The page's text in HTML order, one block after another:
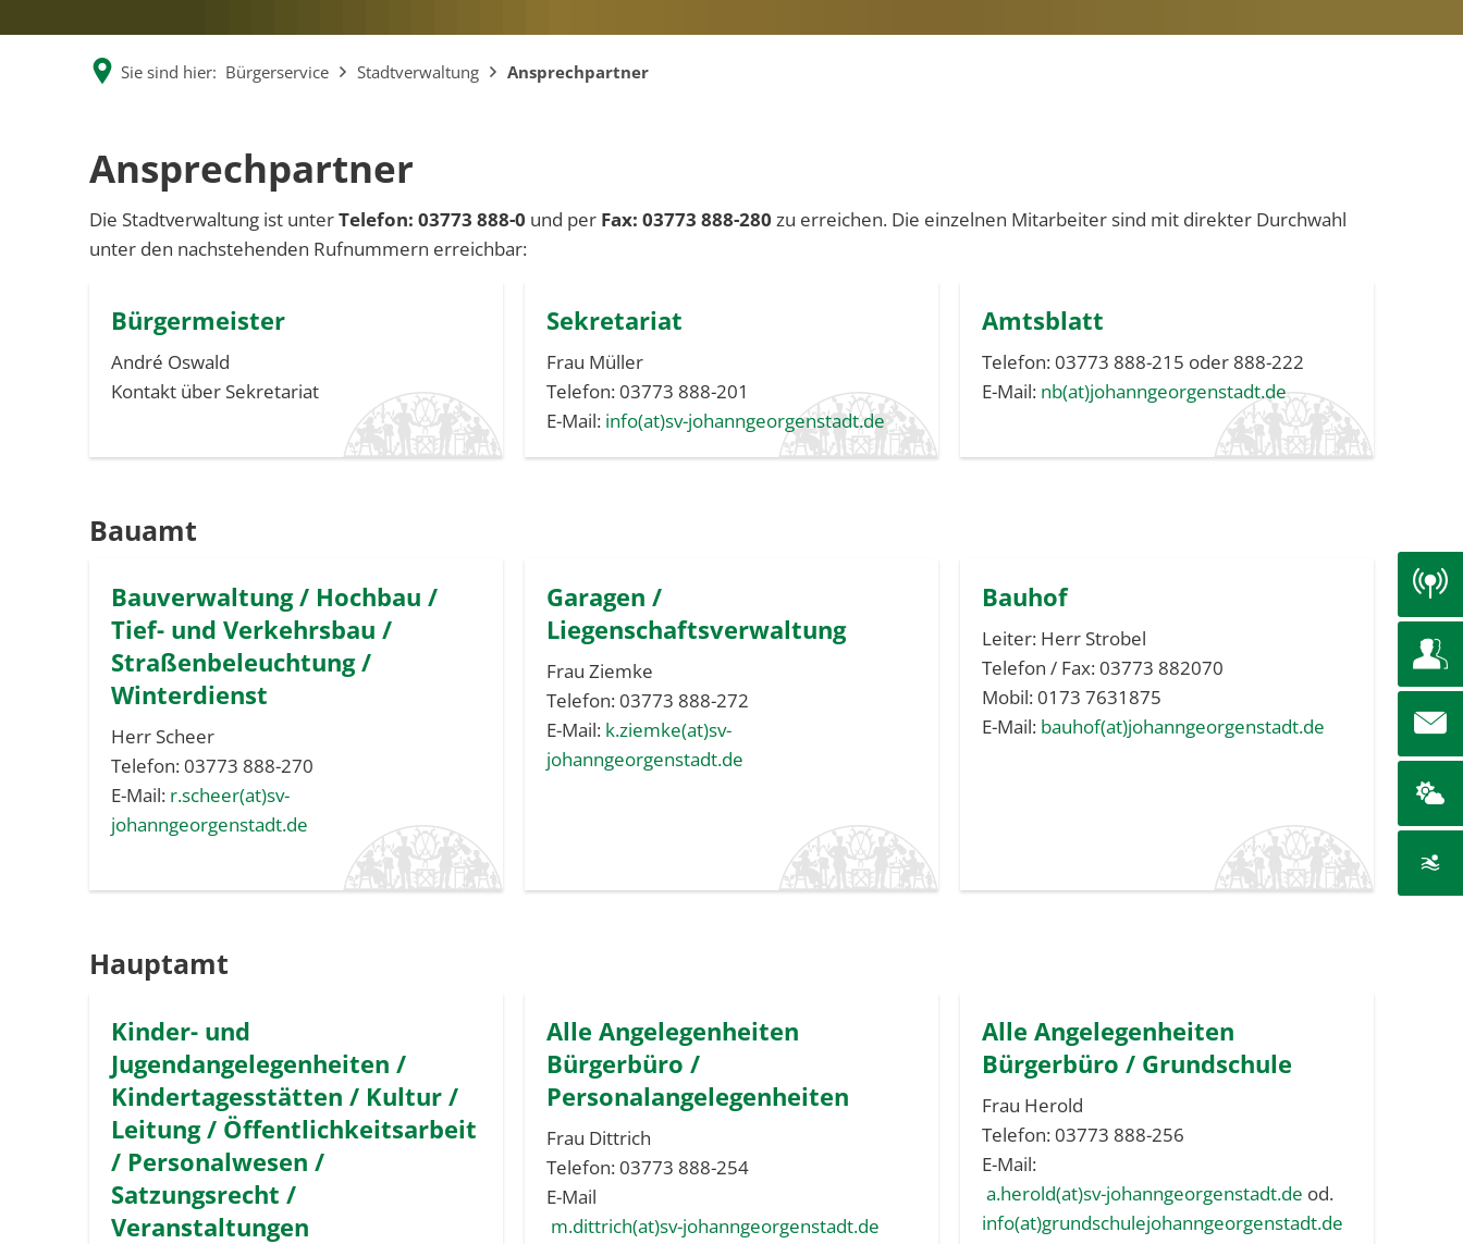
Sie sind hier: Bürgerservice Stadtverwaltung Ansprechpartner
Ansprechpartner
Die Stadtverwaltung ist unterTelefon: 03773 888-0 und per Fax: 03773 888-280 zu erreichen. Die einzelnen Mitarbeiter sind mit direkter Durchwahl
unter den nachstehenden Rufnummern erreichbar:
Bürgermeister
André Oswald
Kontakt über Sekretariat
Sekretariat
Frau Müller
Telefon: 03773 888-201
E-Mail: info(at)sv-johanngeorgenstadt.de
Amtsblatt
Telefon: 03773 888-215 oder 888-222
E-Mail: nb(at)johanngeorgenstadt.de
Bauamt
Bauverwaltung / Hochbau /
Tief- und Verkehrsbau /
Straßenbeleuchtung /
Winterdienst
Herr Scheer
Telefon: 03773 888-270
E-Mail: r.scheer(at)sv-
johanngeorgenstadt.de
Garagen /
Liegenschaftsverwaltung
Frau Ziemke
Telefon: 03773 888-272
E-Mail: k.ziemke(at)sv-
johanngeorgenstadt.de
Bauhof
Leiter: Herr Strobel
Telefon / Fax: 03773 882070
Mobil: 0173 7631875
E-Mail: bauhof(at)johanngeorgenstadt.de
Hauptamt
Kinder- und
Jugendangelegenheiten /
Kindertagesstätten / Kultur /
Leitung / Öffentlichkeitsarbeit
/ Personalwesen /
Satzungsrecht /
Veranstaltungen
Alle Angelegenheiten
Bürgerbüro /
Personalangelegenheiten
Frau Dittrich
Telefon: 03773 888-254
E-Mail
m.dittrich(at)sv-johanngeorgenstadt.de
Alle Angelegenheiten
Bürgerbüro / Grundschule
Frau Herold
Telefon: 03773 888-256
E-Mail:
a.herold(at)sv-johanngeorgenstadt.de od.
info(at)grundschulejohanngeorgenstadt.de